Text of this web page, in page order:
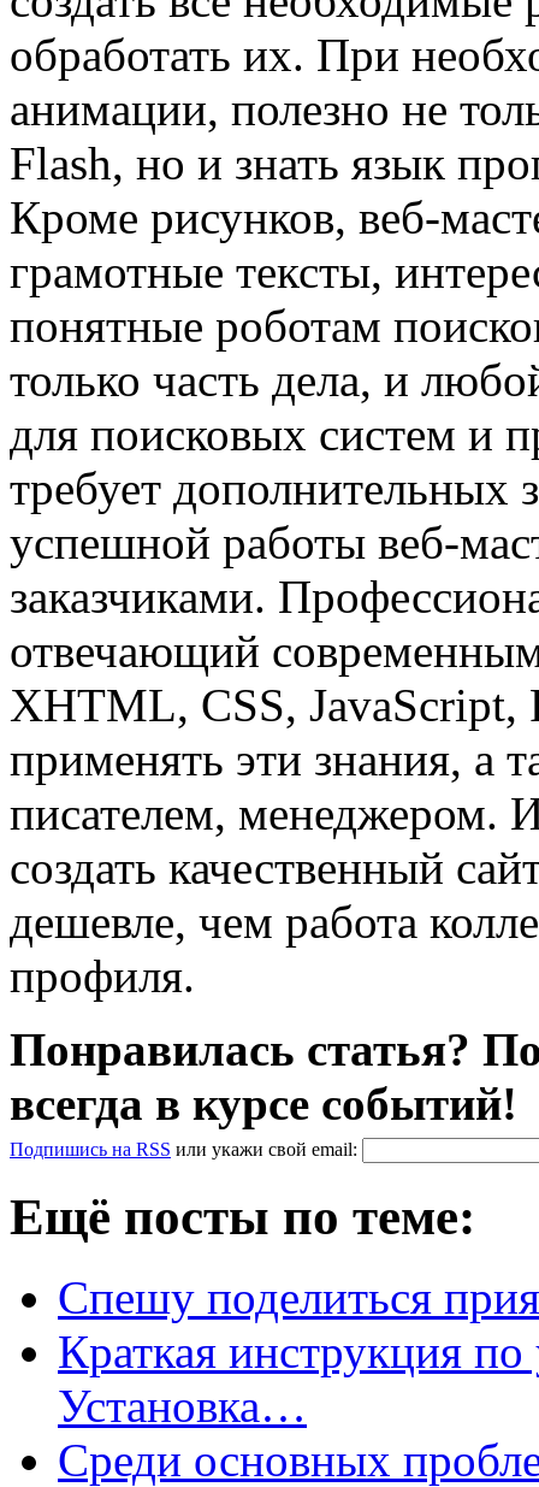
обработать их. При
анимации, полезно не
Flash, но и знать язык
Кроме рисунков, веб-
грамотные тексты,
понятные роботам
только часть дела, и
для поисковых систем и
требует дополнительных
успешной работы веб-
заказчиками.
отвечающий
XHTML, CSS,
применять эти знания, а
писателем, менеджером.
создать качественный
дешевле, чем работа
профиля.
Понравилась статья?
всегда в курсе событий!
Подпишись на RSS или укажи свой email:
Ещё посты по теме:
Спешу поделиться
Краткая инструкция
Установка…
Среди основных